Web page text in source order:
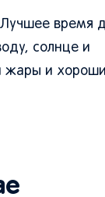
время
солнце и
жары и